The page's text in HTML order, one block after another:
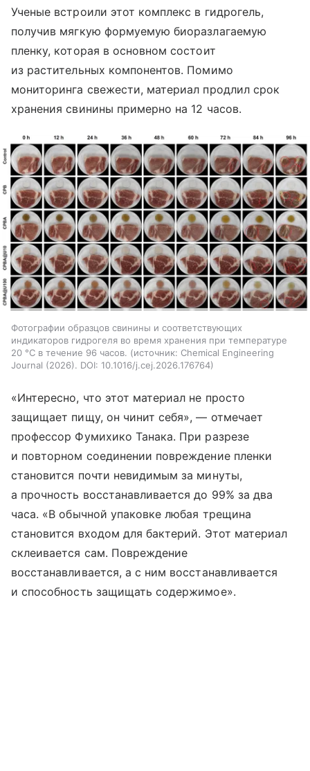
Ученые встроили этот комплекс в гидрогель,
получив мягкую формуемую биоразлагаемую
пленку, которая в основном состоит
из растительных компонентов. Помимо
мониторинга свежести, материал продлил срок
хранения свинины примерно на 12 часов.
Фотографии образцов свинины и соответствующих
индикаторов гидрогеля во время хранения при температуре
20 °C в течение 96 часов.
источник: Chemical Engineering
Journal (2026). DOI: 10.1016/j.cej.2026.176764
«Интересно, что этот материал не просто
защищает пищу, он чинит себя», — отмечает
профессор Фумихико Танака. При разрезе
и повторном соединении повреждение пленки
становится почти невидимым за минуты,
а прочность восстанавливается до 99% за два
часа. «В обычной упаковке любая трещина
становится входом для бактерий. Этот материал
склеивается сам. Повреждение
восстанавливается, а с ним восстанавливается
и способность защищать содержимое».